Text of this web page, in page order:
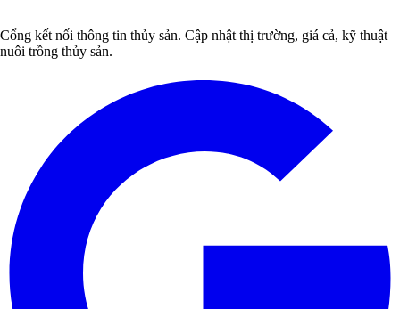
Cổng kết nối thông tin thủy sản. Cập nhật thị trường, giá cả, kỹ thuật
nuôi trồng thủy sản.